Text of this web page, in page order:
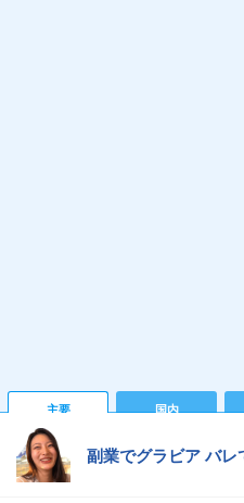
主要 国内
副業でグラビア バレ